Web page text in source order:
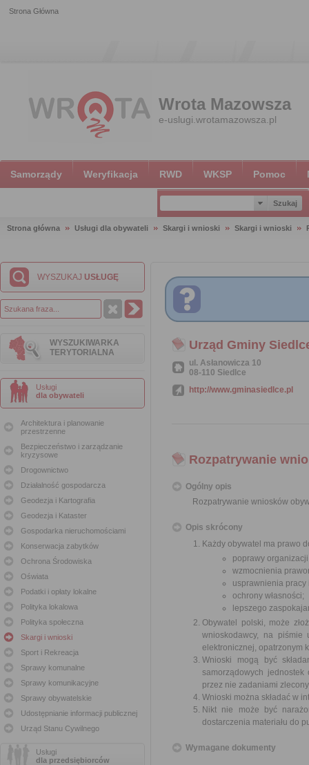
Strona Główna
Wrota Mazowsza
e-uslugi.wrotamazowsza.pl
Samorządy Weryfikacja RWD WKSP Pomoc
Strona główna Usługi dla obywateli Skargi i wnioski Skargi i wnioski
WYSZUKAJ USŁUGĘ
WYSZUKIWARKA
TERYTORIALNA
Usługi
dla obywateli
Architektura i planowanie
przestrzenne
Bezpieczeństwo i zarządzanie
kryzysowe
Drogownictwo
Działalność gospodarcza
Geodezja i Kartografia
Geodezja i Kataster
Gospodarka nieruchomościami
Konserwacja zabytków
Ochrona Środowiska
Oświata
Podatki i opłaty lokalne
Polityka lokalowa
Polityka społeczna
Skargi i wnioski
Sport i Rekreacja
Sprawy komunalne
Sprawy komunikacyjne
Sprawy obywatelskie
Udostępnianie informacji publicznej
Urząd Stanu Cywilnego
Usługi
dla przedsiębiorców
Urząd Gminy
ul. Asłanowicza 10
08-110 Siedlce
http://www.gminasiedlce.pl
Rozpatrywanie
Ogólny opis
Rozpatrywanie wniosków
Opis skrócony
Każdy obywatel ma prawo
poprawy
wzmocnienia
usprawnienia
ochrony własności;
lepszego
Obywatel polski, może
wnioskodawcy, na piśmie
elektronicznej, opatrzonym
Wnioski mogą być
samorządowych
przez nie zadaniami
Wnioski można składać w
Nikt nie może być
dostarczenia materiału do
Wymagane dokumenty